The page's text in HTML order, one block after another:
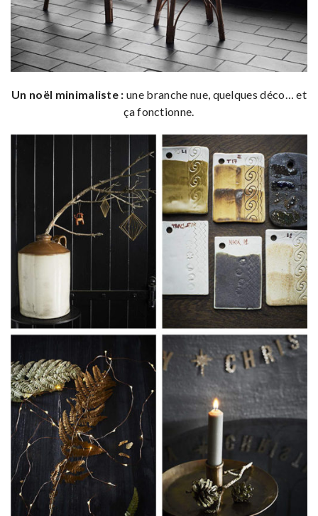
Un noël minimaliste : une branche nue, quelques déco… et
ça fonctionne.